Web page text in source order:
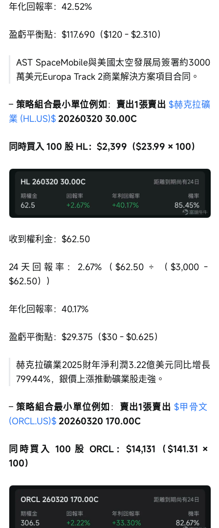
年化回報率：42.52%
盈虧平衡點：$117.690（$120 - $2.310）
AST SpaceMobile與美國太空發展局簽署約3000
萬美元Europa Track 2商業解決方案項目合同。
– 策略組合最小單位例如： 賣出1張賣出 $赫克拉礦
業 (HL.US)$ 20260320 30.00C
同時買入 100 股 HL：$2,399（$23.99 × 100）
收到權利金：$62.50
24天回報率：2.67%（$62.50 ÷ （$3,000 -
$62.50））
年化回報率：40.17%
盈虧平衡點：$29.375（$30 - $0.625）
赫克拉礦業2025財年淨利潤3.22億美元同比增長
799.44%，銀價上漲推動礦業股走強。
– 策略組合最小單位例如 ： 賣出1張賣出 $甲骨文
(ORCL.US)$ 20260320 170.00C
同時買入 100 股 ORCL：$14,131（$141.31 ×
100）